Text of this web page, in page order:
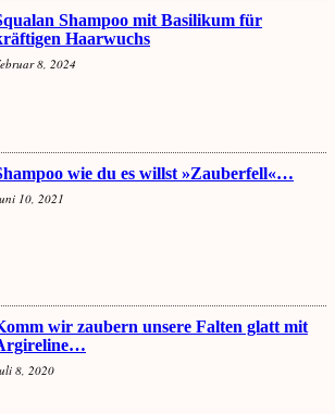
Shampoo mit Basilikum für
Haarwuchs
8, 2024
wie du es willst »Zauberfell«…
10, 2021
wir zaubern unsere Falten glatt mit
8, 2020